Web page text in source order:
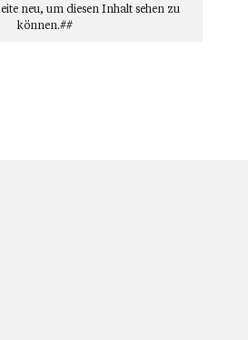
neu, um diesen Inhalt sehen zu
können.##